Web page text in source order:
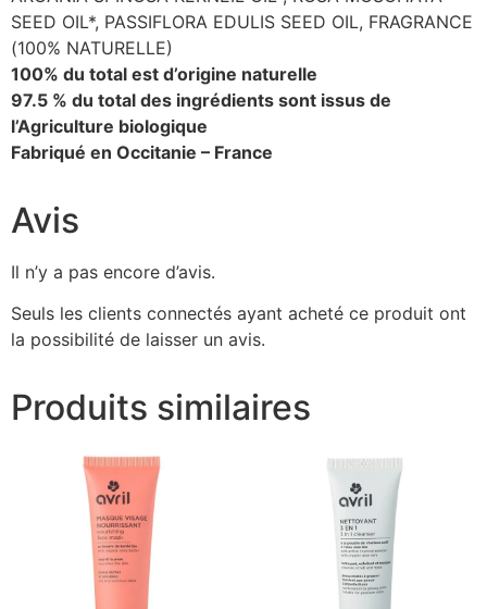
SEED OIL*, PASSIFLORA EDULIS SEED OIL, FRAGRANCE
(100% NATURELLE)
100% du total est d’origine naturelle
97.5 % du total des ingrédients sont issus de
l’Agriculture biologique
Fabriqué en Occitanie – France
Avis
Il n’y a pas encore d’avis.
Seuls les clients connectés ayant acheté ce produit ont
la possibilité de laisser un avis.
Produits similaires